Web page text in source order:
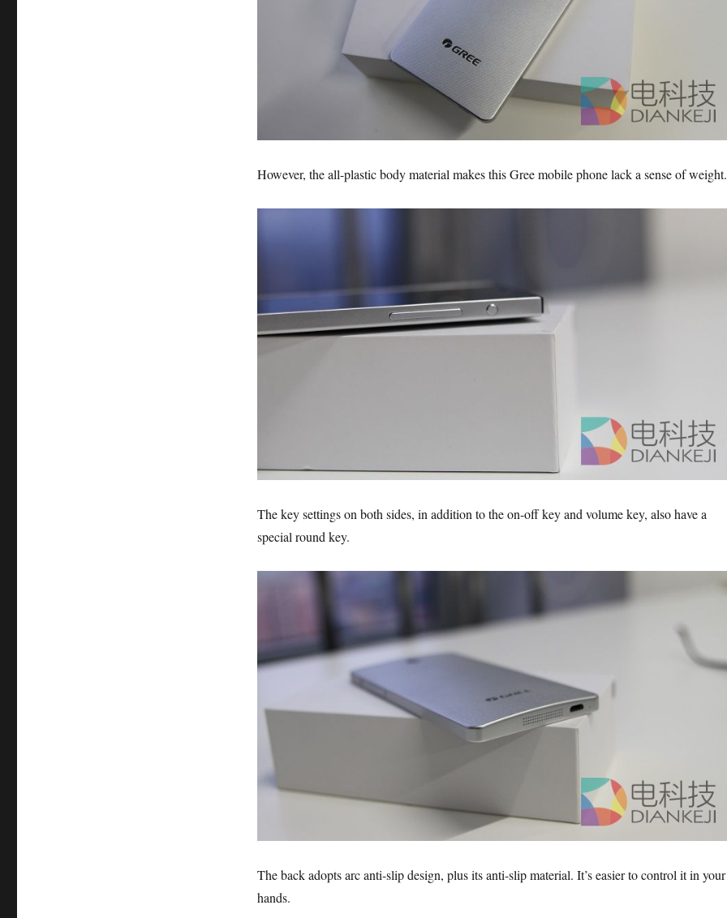
However, the all-plastic body material makes this Gree mobile phone lack a sense of weight.
The key settings on both sides, in addition to the on-off key and volume key, also have a
special round key.
The back adopts arc anti-slip design, plus its anti-slip material. It’s easier to control it in your
hands.